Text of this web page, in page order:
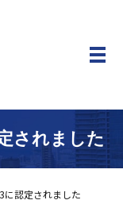
メ
されました
に認定されました